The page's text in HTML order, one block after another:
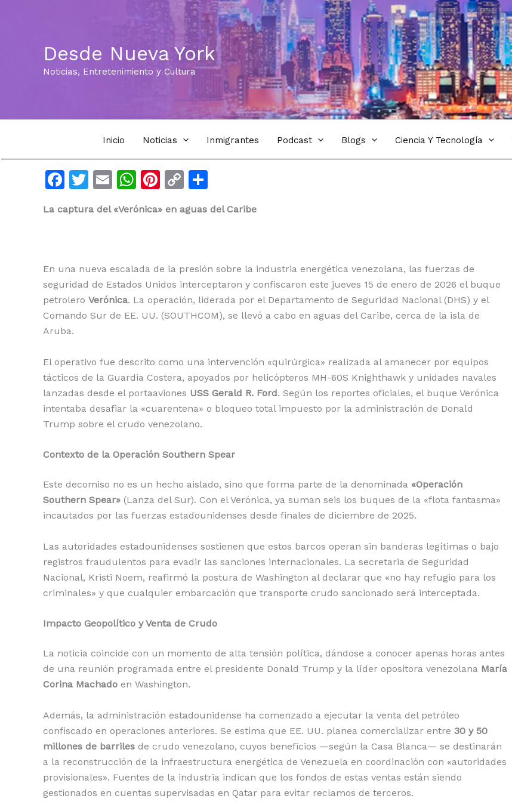
Desde Nueva York
Noticias, Entretenimiento y Cultura
Inicio Noticias Inmigrantes Podcast Blogs Ciencia Y Tecnología
F
c
o
o
k
T
itt
E
ai
W
h
at
p
p
Pi
te
C
p
n
k
m
ti
r
La captura del «Verónica» en aguas del Caribe
En una nueva escalada de la presión sobre la industria energética venezolana, las fuerzas de
seguridad de Estados Unidos interceptaron y confiscaron este jueves 15 de enero de 2026 el buque
petrolero Verónica. La operación, liderada por el Departamento de Seguridad Nacional (DHS) y el
Comando Sur de EE. UU. (SOUTHCOM), se llevó a cabo en aguas del Caribe, cerca de la isla de
Aruba.
El operativo fue descrito como una intervención «quirúrgica» realizada al amanecer por equipos
tácticos de la Guardia Costera, apoyados por helicópteros MH-60S Knighthawk y unidades navales
lanzadas desde el portaaviones USS Gerald R. Ford. Según los reportes oficiales, el buque Verónica
intentaba desafiar la «cuarentena» o bloqueo total impuesto por la administración de Donald
Trump sobre el crudo venezolano.
Contexto de la Operación Southern Spear
Este decomiso no es un hecho aislado, sino que forma parte de la denominada «Operación
Southern Spear» (Lanza del Sur). Con el Verónica, ya suman seis los buques de la «flota fantasma»
incautados por las fuerzas estadounidenses desde finales de diciembre de 2025.
Las autoridades estadounidenses sostienen que estos barcos operan sin banderas legítimas o bajo
registros fraudulentos para evadir las sanciones internacionales. La secretaria de Seguridad
Nacional, Kristi Noem, reafirmó la postura de Washington al declarar que «no hay refugio para los
criminales» y que cualquier embarcación que transporte crudo sancionado será interceptada.
Impacto Geopolítico y Venta de Crudo
La noticia coincide con un momento de alta tensión política, dándose a conocer apenas horas antes
de una reunión programada entre el presidente Donald Trump y la líder opositora venezolana María
Corina Machado en Washington.
Además, la administración estadounidense ha comenzado a ejecutar la venta del petróleo
confiscado en operaciones anteriores. Se estima que EE. UU. planea comercializar entre 30 y 50
millones de barriles de crudo venezolano, cuyos beneficios —según la Casa Blanca— se destinarán
a la reconstrucción de la infraestructura energética de Venezuela en coordinación con «autoridades
provisionales». Fuentes de la industria indican que los fondos de estas ventas están siendo
gestionados en cuentas supervisadas en Qatar para evitar reclamos de terceros.